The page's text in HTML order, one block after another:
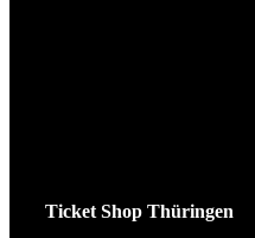
Ticket Shop Thüringen